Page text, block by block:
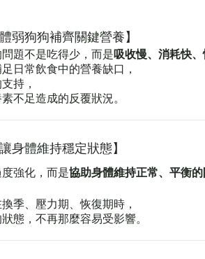
弱狗狗補齊關鍵營養】
題不是吃得少，而是吸收慢、消耗快
日常飲食中的營養缺口，
持，
不足造成的反覆狀況。
讓身體維持穩定狀態】
強化，而是協助身體維持正常、平衡
季、壓力期、恢復期時，
態，不再那麼容易受影響。